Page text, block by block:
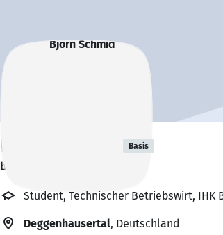
Björn Schmid Basis
bildet sich zurzeit weiter. 🎓
Student, Technischer Betriebswirt, IHK
Deggenhausertal, Deutschland